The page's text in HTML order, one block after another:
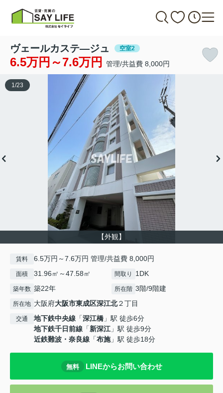
ヴェールカステ―ジュ 空室2
6.5万円～7.6万円 管理/共益費 8,000円
【外観】
1 /23
賃料 6.5万円～7.6万円 管理/共益費 8,000円
面積 31.96㎡～47.58㎡ 間取り 1DK
築年数 築22年 所在階 3階/9階建
所在地 大阪府大阪市東成区深江北２丁目
交通 地下鉄中央線 「深江橋 」駅 徒歩6分
地下鉄千日前線 「新深江 」駅 徒歩9分
近鉄難波・奈良線 「布施」駅 徒歩18分
無料 LINEからお問い合わせ